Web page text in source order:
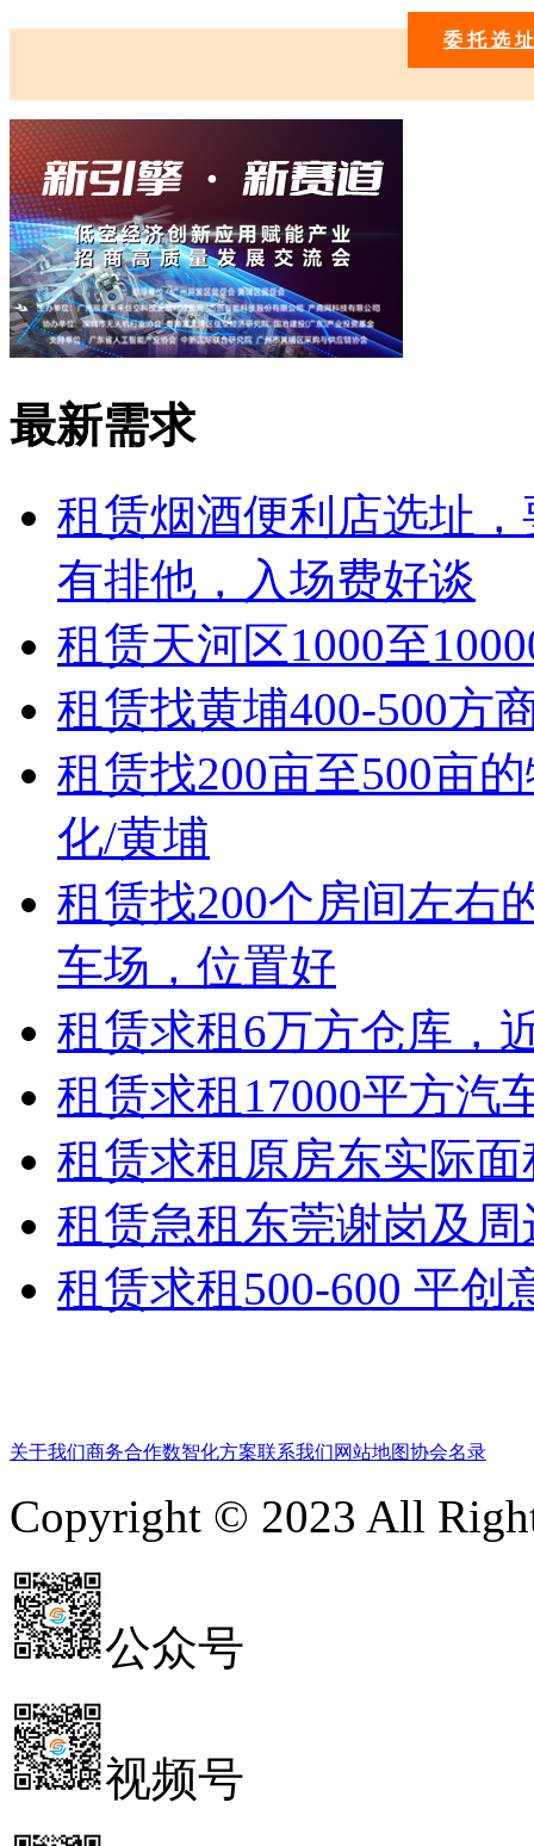
委 托 选 址
最新需求
租赁烟酒便利店选址
有排他，入场费好谈
租赁天河区1000至
租赁找黄埔400-500方
租赁找200亩至500亩
化/黄埔
租赁找200个房间左右
车场，位置好
租赁求租6万方仓库，
租赁求租17000平方汽
租赁求租原房东实际面
租赁急租东莞谢岗及
租赁求租500-600 平创
关于我们商务合作数智化方案联系我们网站地图协会名录
Copyright © 2023 All
公众号
视频号